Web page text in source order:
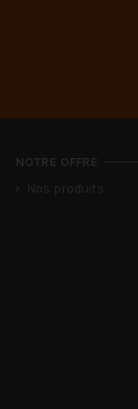
NOTRE OFFRE
Nos produits